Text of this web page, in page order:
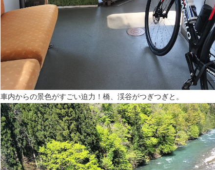
車内からの景色がすごい迫力！橋、渓谷がつぎつぎと。